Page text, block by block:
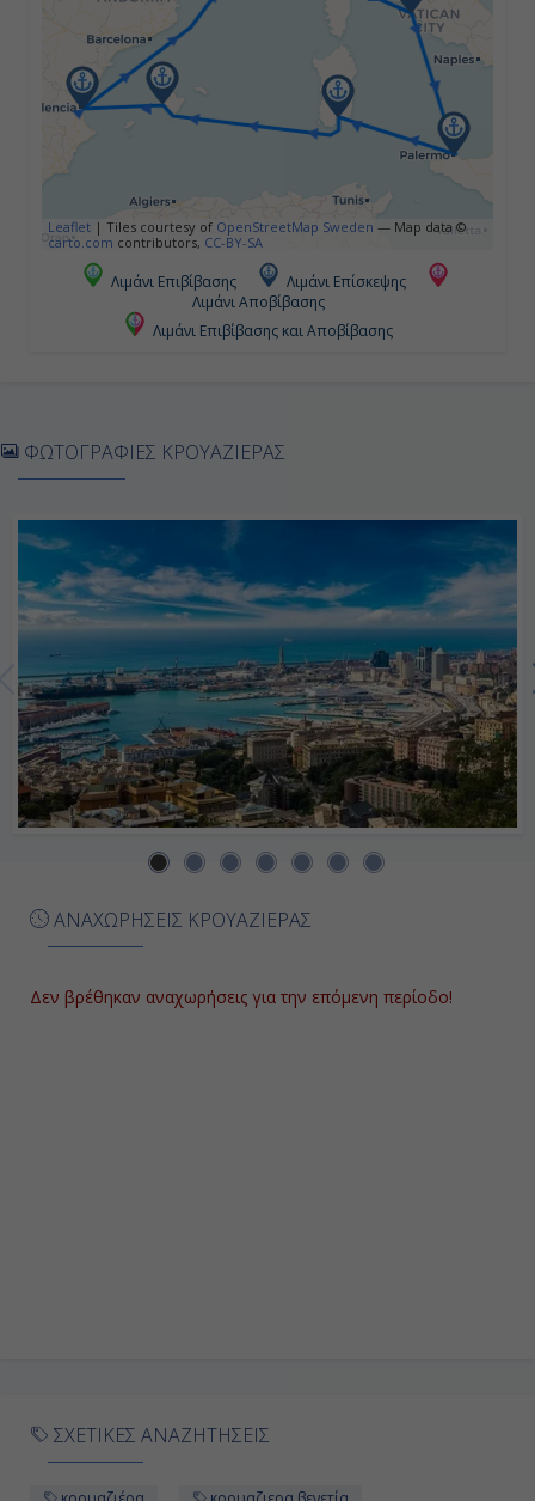
18:00
Ημέρα 5η
Πάλμα Μαγιόρκα ( Βαλεαρίδες ),
23:59
16:00
Ημέρα 7η
Μασσαλία, Γαλλία
12:00
19:00
Ημέρα 8η
Γένοβα, Ιταλία
Leaflet | Tiles courtesy of OpenStreetMap Sweden — Map data ©
carto.com contributors, CC-BY-SA
Λιμάνι Επιβίβασης
Λιμάνι Επίσκεψης
Λιμάνι Αποβίβασης
Λιμάνι Επιβίβασης και Αποβίβασης
ΑΝΑΧΩΡΗΣΕΙΣ ΚΡΟΥΑΖΙΕΡΑΣ
Δεν βρέθηκαν αναχωρήσεις για την επόμενη περίοδο!
ΦΩΤΟΓΡΑΦΙΕΣ ΚΡΟΥΑΖΙΕΡΑΣ
ΣΧΕΤΙΚΕΣ ΑΝΑΖΗΤΗΣΕΙΣ